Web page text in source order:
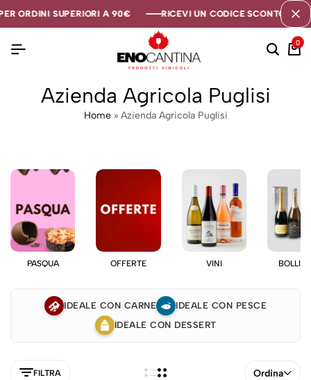
ORDINI SUPERIORI A 90€ RICEVI UN CODICE SCONTO DI 5€
ORDINI SUPERIORI A 90€ RICEVI UN CODICE SCONTO DI 5€
ORDINI SUPERIORI A 90€ RICEVI UN CODICE SCONTO DI 5€
0
Azienda Agricola Puglisi
Home» Azienda Agricola Puglisi
PASQUA OFFERTE VINI
IDEALE CON CARNE
IDEALE CON PESCE
IDEALE CON DESSERT
FILTRA Ordina